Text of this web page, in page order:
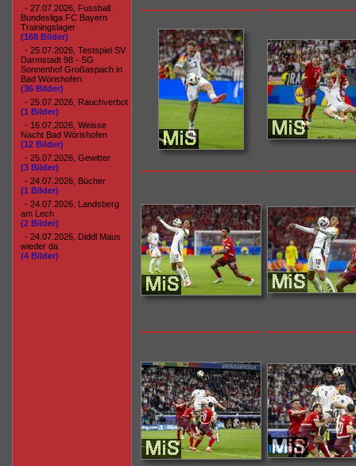
- 27.07.2026, Fussball
Bundesliga FC Bayern
Trainingslager
(168 Bilder)
- 25.07.2026, Testspiel SV
Darmstadt 98 - SG
Sonnenhof Großaspach in
Bad Wörishofen
(36 Bilder)
- 25.07.2026, Rauchverbot
(1 Bilder)
- 16.07.2026, Weisse
Nacht Bad Wörishofen
(12 Bilder)
- 25.07.2026, Gewitter
(3 Bilder)
- 24.07.2026, Bücher
(1 Bilder)
- 24.07.2026, Landsberg
am Lech
(2 Bilder)
- 24.07.2026, Diddl Maus
wieder da
(4 Bilder)